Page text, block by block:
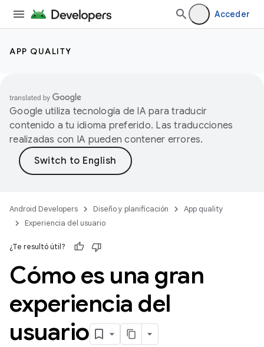
Acceder
APP QUALITY
Google utiliza tecnología de IA para traducir
contenido a tu idioma preferido. Las traducciones
realizadas con IA pueden contener errores.
Android Developers Diseño y planificación
App quality
Experiencia del usuario
¿Te resultó útil?
Cómo es una gran
experiencia del
usuario